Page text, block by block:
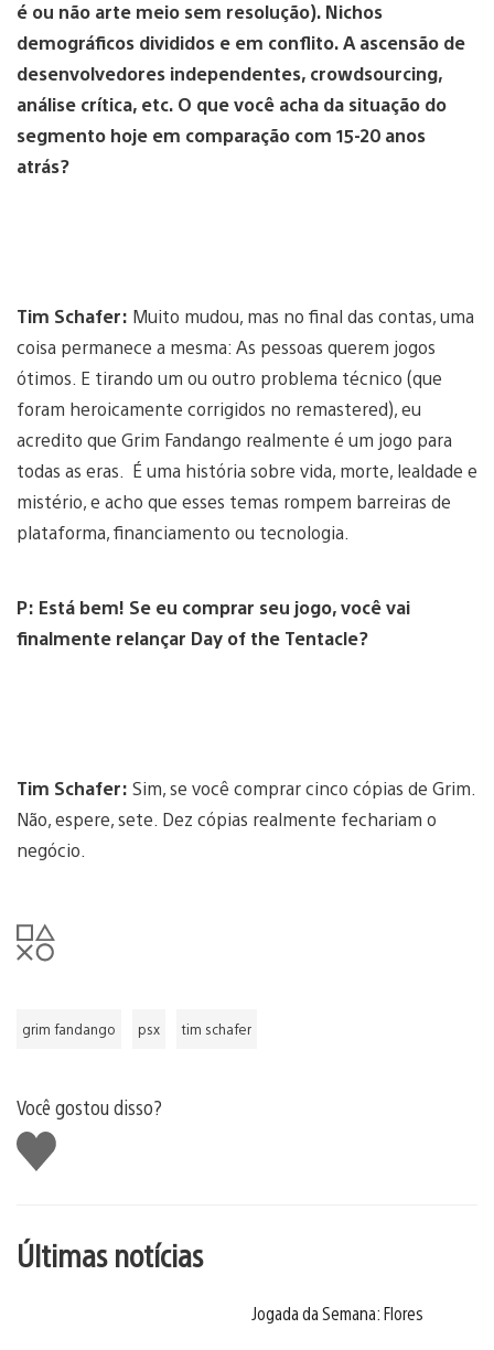
é ou não arte meio sem resolução). Nichos
demográficos divididos e em conflito.A ascensão de
desenvolvedores independentes, crowdsourcing,
análise crítica, etc. O que você acha da situação do
segmento hoje em comparação com 15-20 anos
atrás?
Tim Schafer: Muito mudou, mas no final das contas, uma
coisa permanece a mesma: As pessoas querem jogos
ótimos. E tirando um ou outro problema técnico (que
foram heroicamente corrigidos no remastered), eu
acredito que Grim Fandango realmente é um jogo para
todas as eras. É uma história sobre vida, morte, lealdade e
mistério, e acho que esses temas rompem barreiras de
plataforma, financiamento ou tecnologia.
P: Está bem! Se eu comprar seu jogo, você vai
finalmente relançar Day of the Tentacle?
Tim Schafer: Sim, se você comprar cinco cópias de Grim.
Não, espere, sete. Dez cópias realmente fechariam o
negócio.
grim fandango psx tim schafer
Você gostou disso?
Curtir
Últimas notícias
Jogada da Semana: Flores